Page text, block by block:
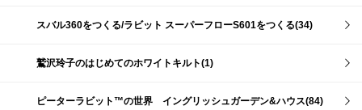
スバル360をつくる/ラビット スーパーフローS601をつくる(34)
鷲沢玲子のはじめてのホワイトキルト(1)
ピーターラビット™の世界 イングリッシュガーデン&ハウス(84)